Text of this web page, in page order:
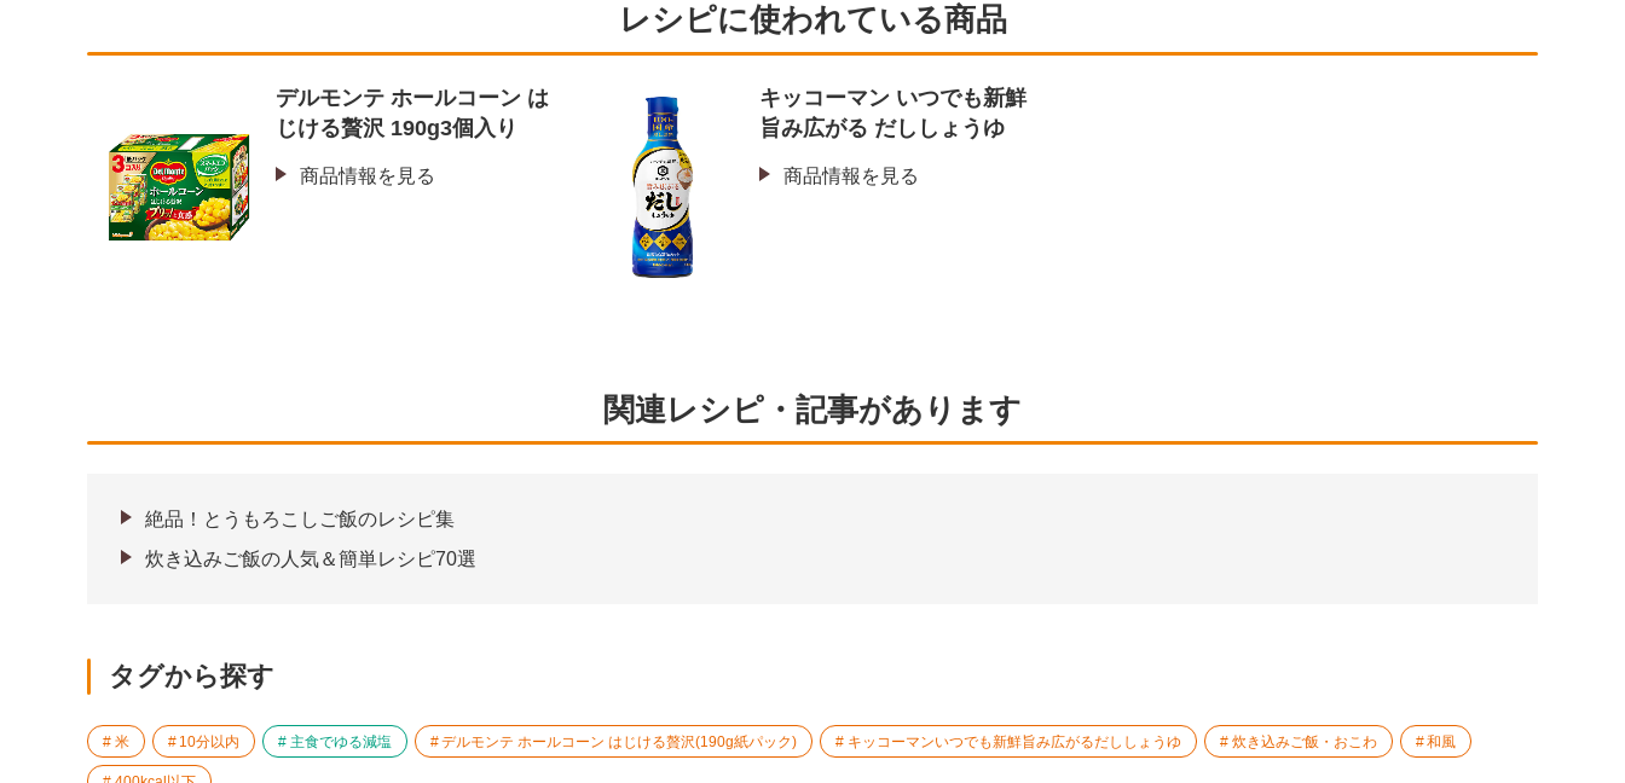
レシピに使われている商品
デルモンテ ホールコーン は
じける贅沢 190g3個入り
商品情報を見る
キッコーマン いつでも新鮮
旨み広がる だししょうゆ
商品情報を見る
関連レシピ・記事があります
絶品！とうもろこしご飯のレシピ集
炊き込みご飯の人気＆簡単レシピ70選
タグから探す
米 10分以内 主食でゆる減塩 デルモンテ ホールコーン はじける贅沢(190g紙パック) キッコーマンいつでも新鮮旨み広がるだししょうゆ 炊き込みご飯・おこわ 和風